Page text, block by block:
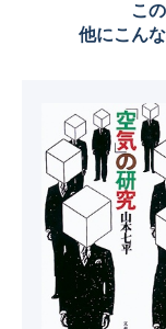
こ
他にこん